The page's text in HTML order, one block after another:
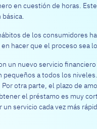
en cuestión de horas.
de los consumidores
hacer que el proceso sea
un nuevo servicio
pequeños a todos los
otra parte, el plazo de
el préstamo es muy
un servicio cada vez más